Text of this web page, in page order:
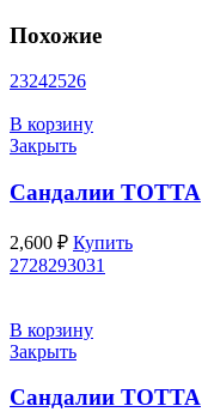
Похожие
23242526
В корзину
Закрыть
Сандалии ТОТТА
2,600 ₽ Купить
2728293031
В корзину
Закрыть
Сандалии ТОТТА